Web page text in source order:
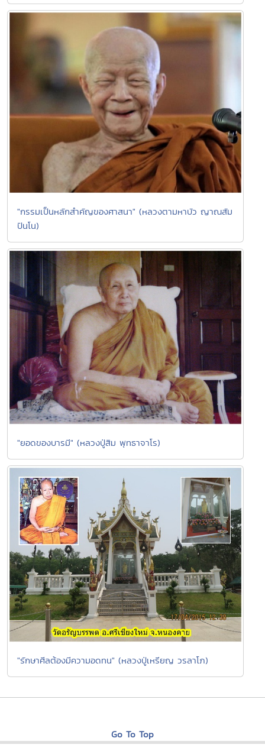
"กรรมเป็นหลักสำคัญของศาสนา" (หลวงตามหาบัว ญาณสัม
ปันโน)
"ยอดของบารมี" (หลวงปู่สิม พุทธาจาโร)
"รักษาศีลต้องมีความอดทน" (หลวงปู่เหรียญ วรลาโภ)
Go To Top